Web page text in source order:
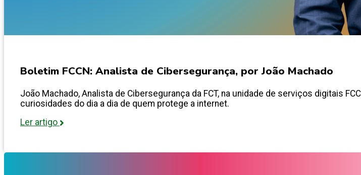
Boletim FCCN: Analista de Cibersegurança, por João Machado
João Machado, Analista de Cibersegurança da FCT, na unidade de serviços digitais
curiosidades do dia a dia de quem protege a internet.
Ler artigo